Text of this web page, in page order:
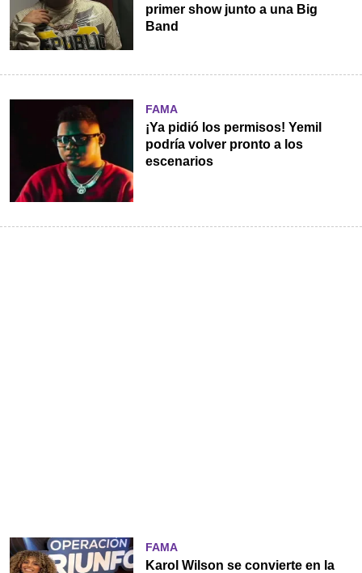
primer show junto a una Big
Band
FAMA
¡Ya pidió los permisos! Yemil
podría volver pronto a los
escenarios
FAMA
Karol Wilson se convierte en la